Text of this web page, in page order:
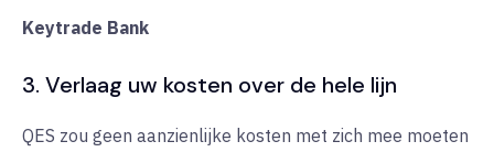
Keytrade Bank
3. Verlaag uw kosten over de hele lijn
QES zou geen aanzienlijke kosten met zich mee moeten